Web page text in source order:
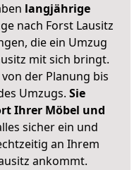
langjährige
nach Forst Lausitz
die ein Umzug
mit sich bringt.
der Planung bis
Umzugs. Sie
Ihrer Möbel und
sicher ein und
an Ihrem
ankommt.